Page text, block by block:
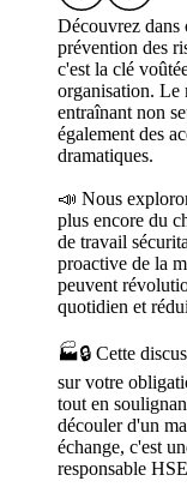
Découvrez dans
prévention des
c'est la clé
organisation. Le
entraînant non
également des
dramatiques.
📣 Nous
plus encore du
de travail
proactive de la
peuvent
quotidien et
🏭🔒 Cette
sur votre
tout en
découler d'un
échange, c'est
responsable